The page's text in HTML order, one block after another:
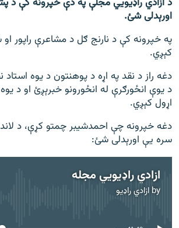
د ازادې اروپا/ ازادي راډيو ټولې پاڼې
اورېدلی شئ.
په خپرونه کې د نارنج ګل د مشاعرې راپور
کېږي.
دغه راز د نقد په اړه د پوهنتون د یوه
د یوې انځورګرې له انځورونو خبرېږئ او د
اړول کېږي.
دغه خپرونه چې احمدشیبر چمتو کړې، د
سره یې اورېدلی شئ:
ازادي راډیويي مجله
by ازادي راډیو
source currently available